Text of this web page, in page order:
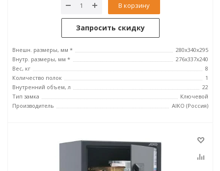
В корзину
Запросить скидку
Внешн. размеры, мм *
280x340x295
Внутр. размеры, мм *
276x337x240
Вес, кг
8
Количество полок
1
Внутренний объем, л
22
Тип замка
Ключевой
Производитель
AIKO (Россия)